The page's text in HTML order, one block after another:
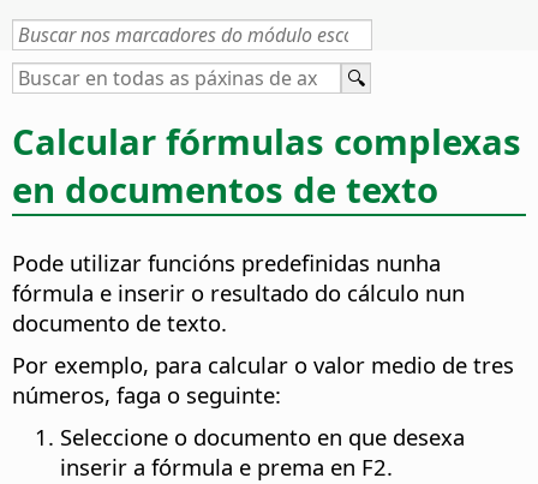
Calcular fórmulas complexas
en documentos de texto
Pode utilizar funcións predefinidas nunha
fórmula e inserir o resultado do cálculo nun
documento de texto.
Por exemplo, para calcular o valor medio de tres
números, faga o seguinte:
Seleccione o documento en que desexa
inserir a fórmula e prema en F2.